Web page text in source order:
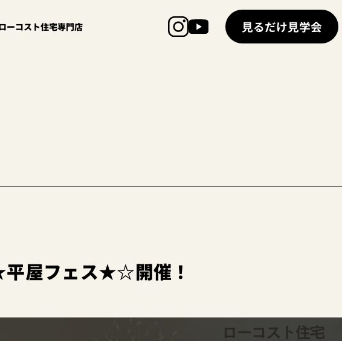
ーコスト住宅専門店 見るだけ見学会
屋フェス★☆開催！